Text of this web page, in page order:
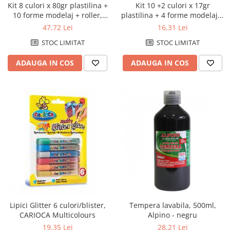
Kit 8 culori x 80gr plastilina +
10 forme modelaj + roller,
ALPINO
47,72 Lei
STOC LIMITAT
ADAUGA IN COS
Kit 10 +2 culori x 17gr
plastilina + 4 forme modelaj +
roller, in blister, ALPINO
16,31 Lei
STOC LIMITAT
ADAUGA IN COS
Lipici Glitter 6 culori/blister,
CARIOCA Multicolours
19,35 Lei
Tempera lavabila, 500ml,
Alpino - negru
28,21 Lei